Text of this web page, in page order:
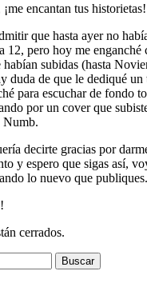
encantan tus historietas!
que hasta ayer no
12, pero hoy me
habían subidas (hasta
duda de que le dediqué
para escuchar de fondo
por un cover que
Numb.
decirte gracias por
y espero que sigas así,
lo nuevo que publiques.
cerrados.